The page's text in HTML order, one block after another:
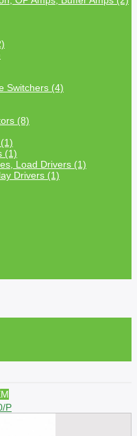
Switchers (4)
(8)
(1)
Load Drivers (1)
Drivers (1)
P